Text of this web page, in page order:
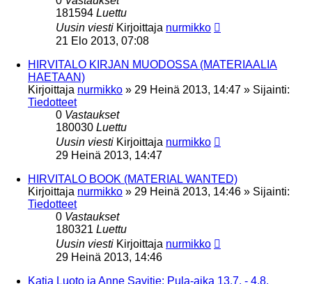
181594 Luettu
Uusin viesti Kirjoittaja nurmikko
21 Elo 2013, 07:08
HIRVITALO KIRJAN MUODOSSA (MATERIAALIA
HAETAAN)
Kirjoittaja nurmikko » 29 Heinä 2013, 14:47 » Sijainti:
Tiedotteet
0 Vastaukset
180030 Luettu
Uusin viesti Kirjoittaja nurmikko
29 Heinä 2013, 14:47
HIRVITALO BOOK (MATERIAL WANTED)
Kirjoittaja nurmikko » 29 Heinä 2013, 14:46 » Sijainti:
Tiedotteet
0 Vastaukset
180321 Luettu
Uusin viesti Kirjoittaja nurmikko
29 Heinä 2013, 14:46
Katja Luoto ja Anne Savitie: Pula-aika 13.7. - 4.8.